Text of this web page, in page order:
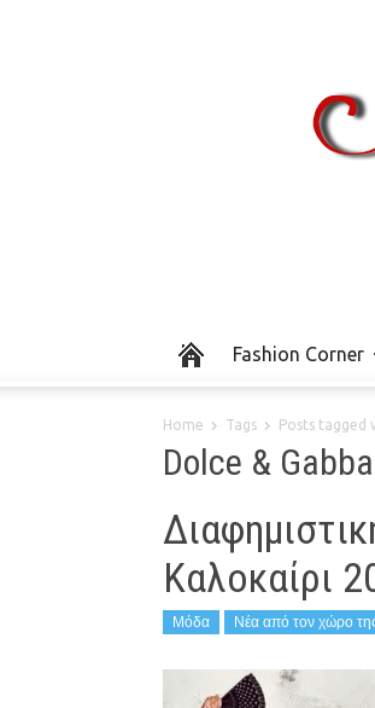
Fashion Corner
Home Tags Posts tagged
Dolce &
Καλοκαίρι
Μόδα Νέα από τον χώρο